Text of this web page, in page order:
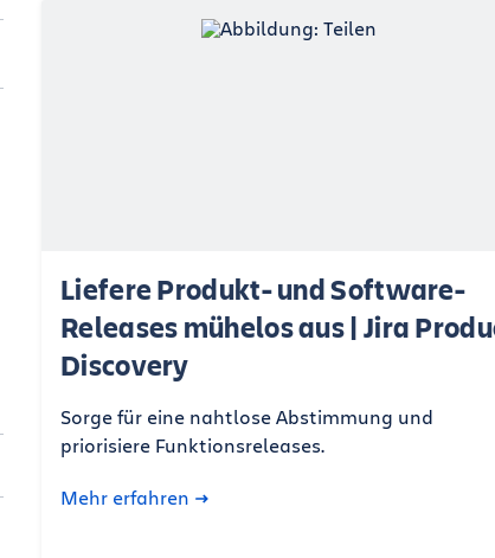
Liefere Produkt- und Software-
Releases mühelos aus | Jira
Discovery
Sorge für eine nahtlose Abstimmung und
priorisiere Funktionsreleases.
Mehr erfahren